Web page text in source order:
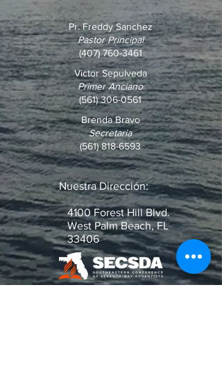
Pr. Freddy Sanchez
Pastor Principal
(407) 760-3461
Victor Sepulveda
Primer Anciano
(561) 306-0561
Brenda Bravo
Secretaria
(561) 818-6593
Nuestra Dirección:
4100 Forest Hill Blvd.
West Palm Beach, FL
33406